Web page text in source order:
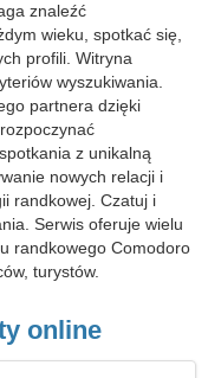
znaleźć
wieku, spotkać się,
profili. Witryna
wyszukiwania.
partnera dzięki
z unikalną
nowych relacji i
randkowej. Czatuj i
Serwis oferuje wielu
randkowego Comodoro
turystów.
online